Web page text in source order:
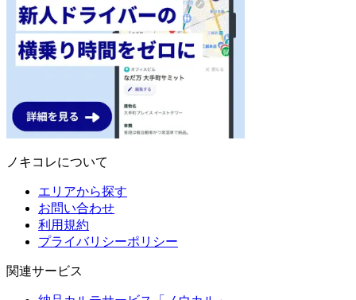
ノキコレについて
エリアから探す
お問い合わせ
利用規約
プライバリシーポリシー
関連サービス